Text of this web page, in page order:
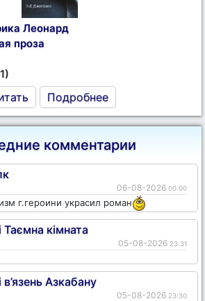
Леонард
проза
Подробнее
комментарии
06-08-2026 00:00
г.героини украсил роман
Таємна кімната
05-08-2026 23:31
в’язень Азкабану
05-08-2026 23:30